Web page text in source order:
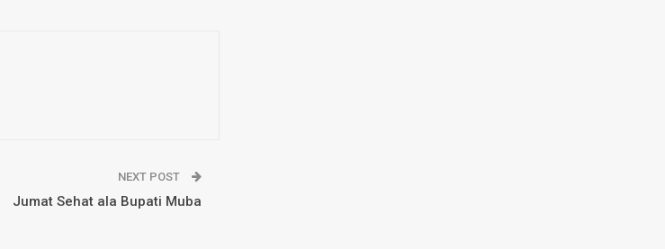
NEXT POST
Jumat Sehat ala Bupati Muba